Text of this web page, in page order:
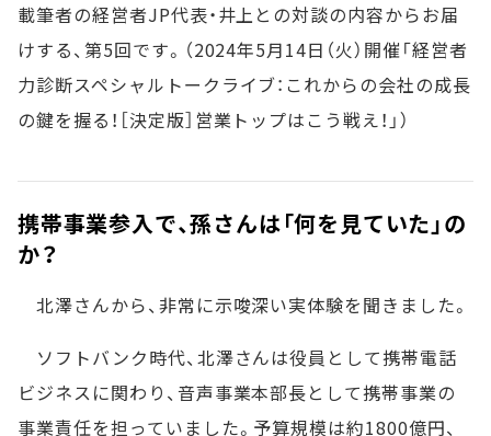
載筆者の経営者JP代表・井上との対談の内容からお届
けする、第5回です。（2024年5月14日（火）開催「経営者
力診断スペシャルトークライブ：これからの会社の成長
の鍵を握る！［決定版］営業トップはこう戦え！」）
携帯事業参入で、孫さんは「何を見ていた」の
か？
北澤さんから、非常に示唆深い実体験を聞きました。
ソフトバンク時代、北澤さんは役員として携帯電話
ビジネスに関わり、音声事業本部長として携帯事業の
事業責任を担っていました。予算規模は約1800億円、